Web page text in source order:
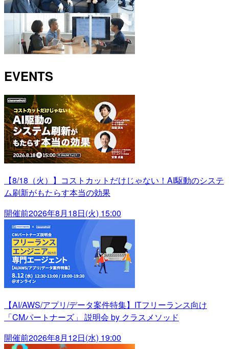
EVENTS
【8/18（火）】コストカットだけじゃない！AI駆動のシステ
ム刷新がもたらす本当の効果
開催前2026年8月18日(火) 15:00
【AI/AWS/アプリ/データ案件特集】ITフリーランス向け
「CMパートナーズ」 説明会 by クラスメソッド
開催前2026年8月12日(水) 19:00